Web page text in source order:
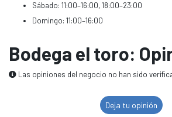
Sábado: 11:00–16:00, 18:00–23:00
Domingo: 11:00–16:00
Bodega el toro:
Las opiniones del negocio no han sido
Deja tu opinión